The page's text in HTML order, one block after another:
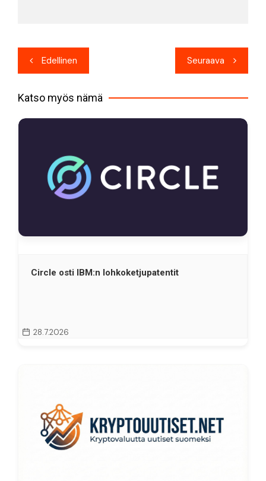
Artikkelien
selaus
Edellinen Seuraava
Katso myös nämä
Circle osti IBM:n lohkoketjupatentit
28.7.2026